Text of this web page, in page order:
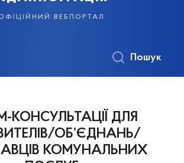
вебпортал
Пошук
КОНСУЛЬТАЦІЇ ДЛЯ
ОБ’ЄДНАНЬ/
КОМУНАЛЬНИХ